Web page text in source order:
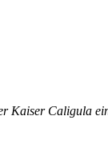
Kai­ser Ca­li­gu­la